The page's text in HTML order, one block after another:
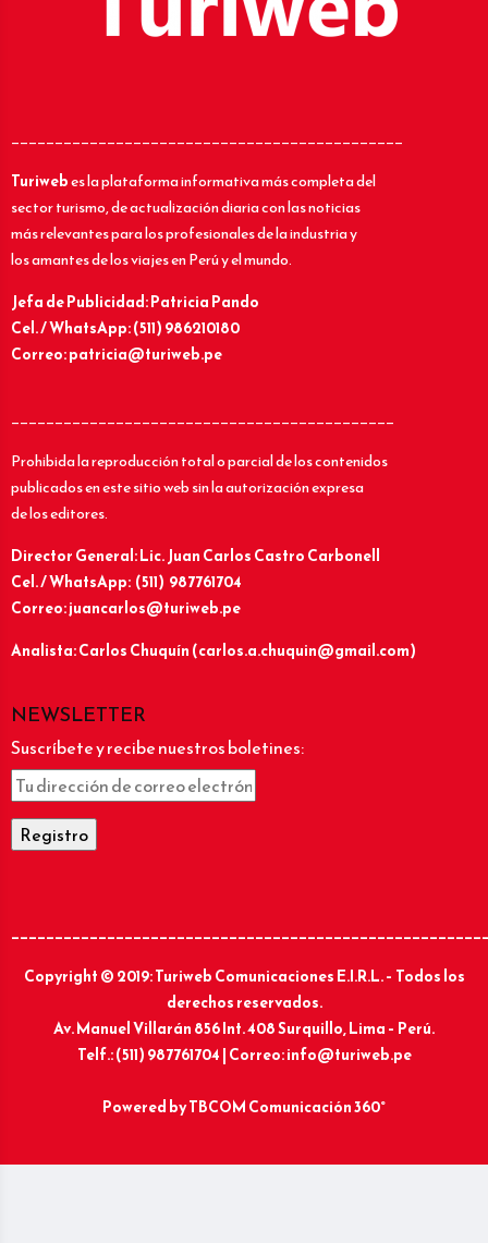
_____________________________________________
Turiwebes la plataforma informativa más completa del
sector turismo, de actualización diaria con las noticias
más relevantes para los profesionales de la industria y
los amantes de los viajes en Perú y el mundo.
Jefa de Publicidad: Patricia Pando
Cel. / WhatsApp: (511) 986210180
Correo: patricia@turiweb.pe
____________________________________________
Prohibida la reproducción total o parcial de los contenidos
publicados en este sitio web sin la autorización expresa
de los editores.
Director General: Lic.Juan Carlos Castro Carbonell
Cel. / WhatsApp: (511) 987761704
Correo: juancarlos@turiweb.pe
Analista: Carlos Chuquín (carlos.a.chuquin@gmail.com)
NEWSLETTER
Suscríbete y recibe nuestros boletines:
Copyright © 2019: Turiweb Comunicaciones E.I.R.L. – Todos los
derechos reservados.
Av. Manuel Villarán 856 Int. 408 Surquillo, Lima – Perú.
Telf.: (511) 987761704 | Correo: info@turiweb.pe
Powered byTBCOM Comunicación 360°